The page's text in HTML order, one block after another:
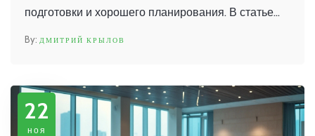
подготовки и хорошего планирования. В статье
площадку, привлечь посетителей и сделать своё
событие незабываемым.
ДМИТРИЙ КРЫЛОВ
22
ноя